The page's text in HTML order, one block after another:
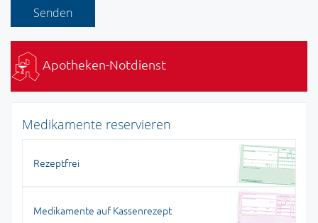
Apotheken-Notdienst
Medikamente reservieren
Rezeptfrei
Medikamente auf Kassenrezept